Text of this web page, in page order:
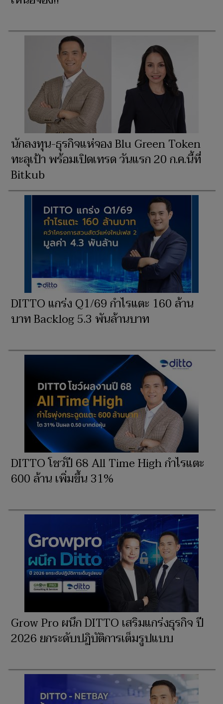
นักลงทุน-ธุรกิจแห่จอง Blu Green Token
ทะลุเป้า พร้อมเปิดเทรด วันแรก 20 ก.ค.นี้ที่
Bitkub
DITTO แกร่ง Q1/69 กำไรแตะ 160 ล้าน
บาท Backlog 5.3 พันล้านบาท
DITTO โชว์ปี 68 All Time High กำไรแตะ
600 ล้าน เพิ่มขึ้น 31%
Grow Pro ผนึก DITTO เสริมแกร่งธุรกิจ ปี
2026 ยกระดับปฏิบัติการเต็มรูปแบบ